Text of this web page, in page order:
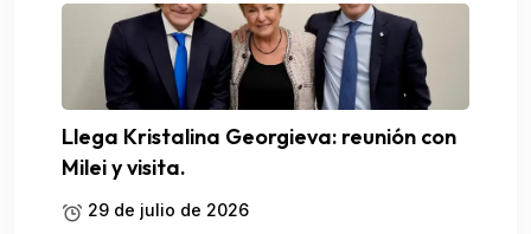
Llega Kristalina Georgieva: reunión con
Milei y visita.
29 de julio de 2026